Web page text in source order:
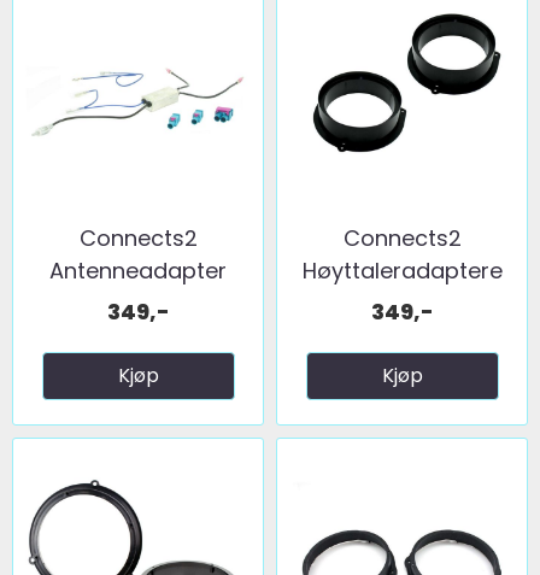
Connects2
Antenneadapter
(FM) 2 x fakra ...
349,-
Kjøp
Connects2
Høyttaleradaptere
(165mm) ...
349,-
Kjøp